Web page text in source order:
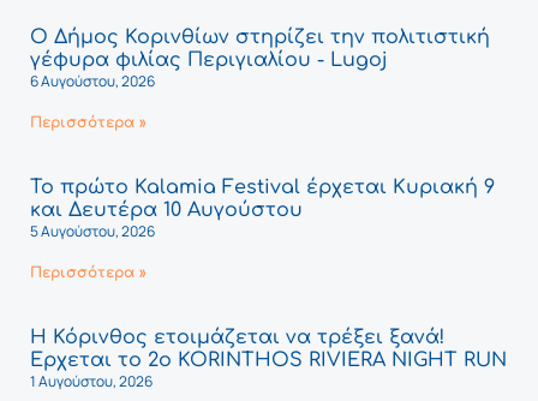
Ο Δήμος Κορινθίων στηρίζει την πολιτιστική
γέφυρα φιλίας Περιγιαλίου - Lugoj
6 Αυγούστου, 2026
Περισσότερα »
Το πρώτο Kalamia Festival έρχεται Κυριακή 9
και Δευτέρα 10 Αυγούστου
5 Αυγούστου, 2026
Περισσότερα »
Η Κόρινθος ετοιμάζεται να τρέξει ξανά!
Έρχεται το 2ο KORINTHOS RIVIERA NIGHT RUN
1 Αυγούστου, 2026